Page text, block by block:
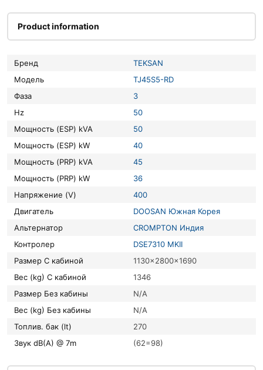
Product information
Бренд
TEKSAN
Модель
TJ45S5-RD
Фаза
3
Hz
50
Мощность (ESP) kVA
50
Мощность (ESP) kW
40
Мощность (PRP) kVA
45
Мощность (PRP) kW
36
Напряжение (V)
400
Двигатель
DOOSAN Южная Корея
Альтернатор
CROMPTON Индия
Контролер
DSE7310 MKII
Размер С кабиной
1130x2800x1690
Вес (kg) С кабиной
1346
Размер Без кабины
N/A
Вес (kg) Без кабины
N/A
Топлив. бак (lt)
270
Звук dB(A) @ 7m
(62=98)